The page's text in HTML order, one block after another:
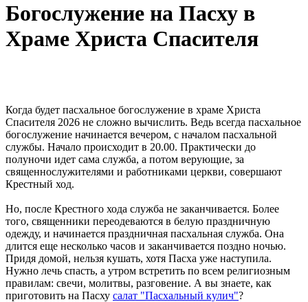
Богослужение на Пасху в
Храме Христа Спасителя
Когда будет пасхальное богослужение в храме Христа
Спасителя 2026 не сложно вычислить. Ведь всегда пасхальное
богослужение начинается вечером, с началом пасхальной
службы. Начало происходит в 20.00. Практически до
полуночи идет сама служба, а потом верующие, за
священнослужителями и работниками церкви, совершают
Крестный ход.
Но, после Крестного хода служба не заканчивается. Более
того, священники переодеваются в белую праздничную
одежду, и начинается праздничная пасхальная служба. Она
длится еще несколько часов и заканчивается поздно ночью.
Придя домой, нельзя кушать, хотя Пасха уже наступила.
Нужно лечь спасть, а утром встретить по всем религиозным
правилам: свечи, молитвы, разговение. А вы знаете, как
приготовить на Пасху салат "Пасхальный кулич"?